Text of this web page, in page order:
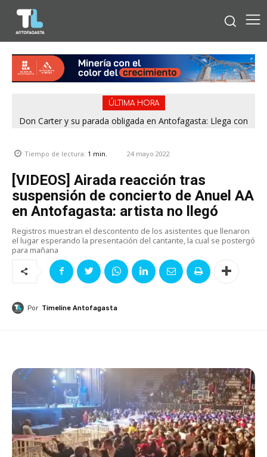
ÚLTIMA HORA
Don Carter y su parada obligada en Antofagasta: Llega con
¿Comprando el regalo para el Día del Niño? 9 de 11
Tiempo de lectura: 1 min. 24 mayo 2022
[VIDEOS] Airada reacción tras
suspensión de concierto de Anuel AA
en Antofagasta: artista no llegó
Registros muestran el descontento de los asistentes que llenaron
el lugar esperando la presentación del cantante, la cual se postergó
para mañana
Por Timeline Antofagasta